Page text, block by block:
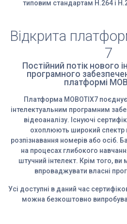
типовим стандартам H.264 і
Відкрита
7
Постійний потік нового
програмного
платформі
Платформа MOBOTIX7
інтелектуальним програмним
відеоаналізу. Існуючі
охоплюють широкий спектр
розпізнавання номерів або осіб.
на процесах глибокого
штучний інтелект. Крім того,
впроваджувати власні
Усі доступні в даний час
можна безкоштовно